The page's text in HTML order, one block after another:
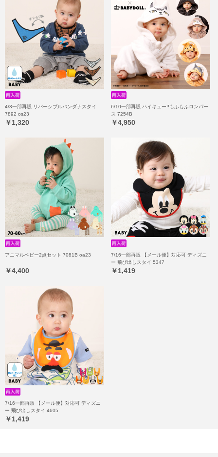
4/3一部再販 リバーシブルバンダナスタイ
7892 os23
￥1,320
6/10一部再販 ハイキュー!!もふもふロンパー
ス 7254B
￥4,950
アニマルベビー2点セット 7081B oa23
￥4,400
7/16一部再販 【メール便】対応可 ディズニ
ー 飛び出しスタイ 5347
￥1,419
7/16一部再販 【メール便】対応可 ディズニ
ー 飛び出しスタイ 4605
￥1,419